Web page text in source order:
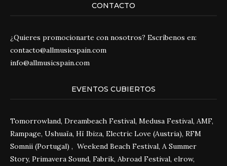
CONTACTO
¿Quieres promocionarte con nosotros? Escríbenos en:
contacto@allmusicspain.com
info@allmusicspain.com
EVENTOS CUBIERTOS
Tomorrowland, Dreambeach Festival, Medusa Festival, AMF,
Rampage, Ushuaïa, Hï Ibiza, Electric Love (Austria), RFM
Somnii (Portugal) , Weekend Beach Festival, A Summer
Story, Primavera Sound, Fabrik, Abroad Festival, elrow,